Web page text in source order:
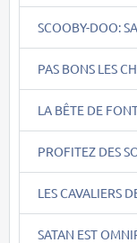
SCOOBY-DOO:
PAS BONS LES
LA BÊTE DE
PROFITEZ DES
LES CAVALIERS
SATAN EST